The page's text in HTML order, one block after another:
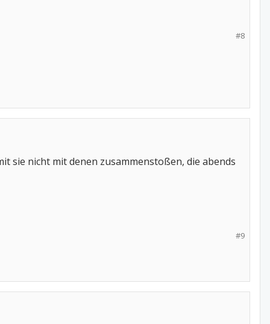
#8
sie nicht mit denen zusammenstoßen, die abends
#9